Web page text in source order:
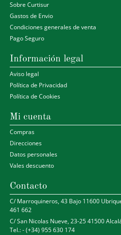
Sobre Curtisur
Gastos de Envio
Condiciones generales de venta
Pago Seguro
Información legal
Aviso legal
Política de Privacidad
Política de Cookies
Mi cuenta
Compras
Direcciones
Datos personales
Vales descuento
Contacto
C/ Marroquineros, 43 Bajo 11600
461 662
C/ San Nicolas Nueve, 23-25 41500
Tel.: - (+34) 955 630 174